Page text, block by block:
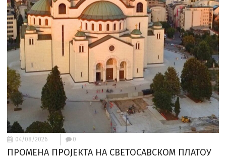
04/08/2026 0
ПРОМЕНА ПРОЈЕКТА НА СВЕТОСАВСКОМ ПЛАТОУ